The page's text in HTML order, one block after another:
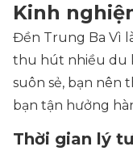
Kinh
Đền Trung Ba Vì
thu hút nhiều du
suôn sẻ, bạn nên
bạn tận hưởng
Thời gian lý